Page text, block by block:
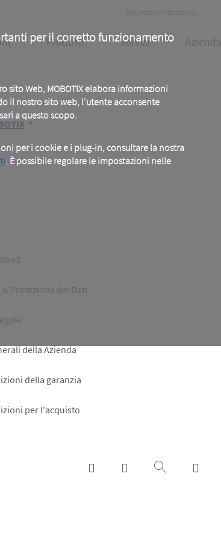
per il corretto funzionamento
sito Web, MOBOTIX elabora informazioni
il nostro sito web, l'utente acconsente
a questo scopo.
per i cookie e i plug-in, consultare la nostra
. È possibile regolare le impostazioni nelle
Header
Meta
Sicurezza informatica
Prodotti Servizi Azienda
*
Protezione dei Dati
della Azienda
della garanzia
per l'acquisto